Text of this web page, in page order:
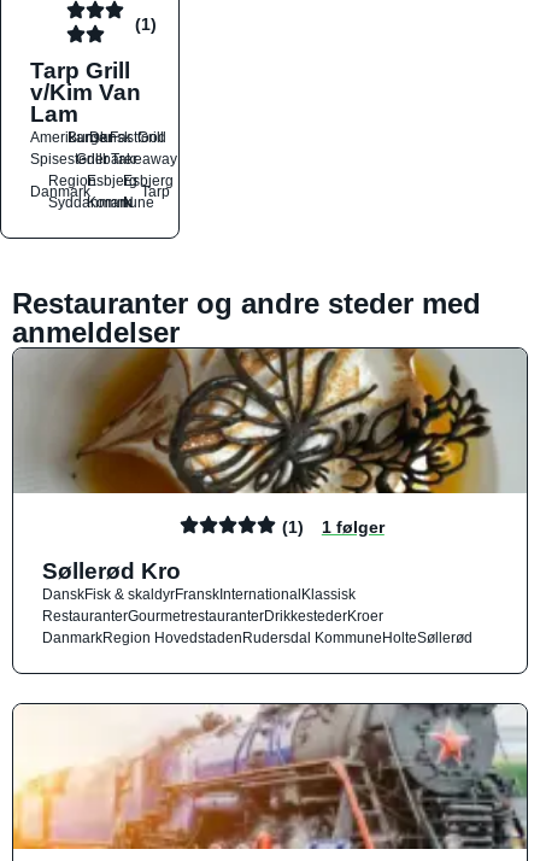
(1)
Tarp Grill
v/Kim Van
Lam
Amerikansk
BurgerDanskFastfood
Grill
SpisestederGrillbarerTakeaway
Danmark
Region
Syddanmark
Esbjerg
Kommune
Esbjerg
N
Tarp
Restauranter og andre steder med
anmeldelser
(1) 1 følger
Søllerød Kro
DanskFisk & skaldyrFranskInternationalKlassisk
RestauranterGourmetrestauranterDrikkestederKroer
DanmarkRegion HovedstadenRudersdal KommuneHolteSøllerød